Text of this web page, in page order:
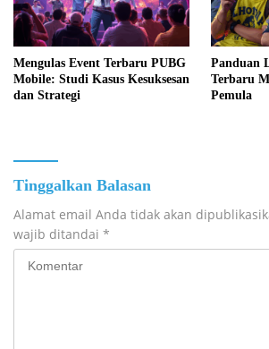
Mengulas Event Terbaru PUBG
Mobile: Studi Kasus Kesuksesan
dan Strategi
Panduan
Terbaru
Pemula
Tinggalkan Balasan
Alamat email Anda tidak akan
wajib ditandai *